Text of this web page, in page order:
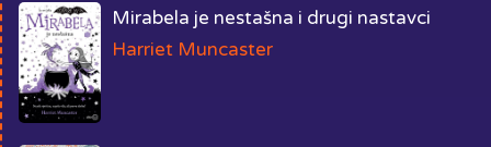
Mirabela je nestašna i drugi nastavci
Harriet Muncaster